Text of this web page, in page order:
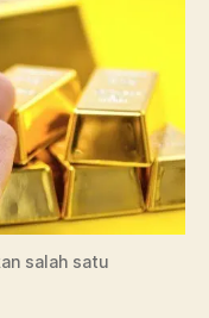
Ini
Raih
Cuan
dari
Investasi
Emas
salah satu